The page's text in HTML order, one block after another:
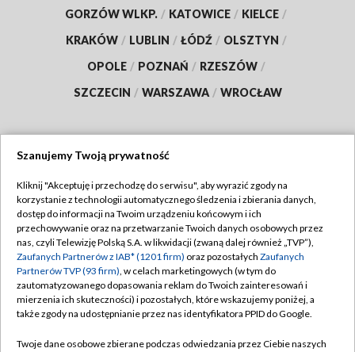
GORZÓW WLKP. / KATOWICE / KIELCE /
KRAKÓW / LUBLIN / ŁÓDŹ / OLSZTYN /
OPOLE / POZNAŃ / RZESZÓW /
SZCZECIN / WARSZAWA / WROCŁAW
TVP
Abonament TVP
Emisja w TVP
Centrum informacji TVP
Naziemna Telewizja Cyfrowa
Regulamin TVP
Polityka prywatności
Moje zgody
Pomoc
Szanujemy Twoją prywatność
Kliknij "Akceptuję i przechodzę do serwisu", aby wyrazić zgody na
korzystanie z technologii automatycznego śledzenia i zbierania danych,
dostęp do informacji na Twoim urządzeniu końcowym i ich
przechowywanie oraz na przetwarzanie Twoich danych osobowych przez
nas, czyli Telewizję Polską S.A. w likwidacji (zwaną dalej również „TVP”),
Zaufanych Partnerów z IAB* (1201 firm) oraz pozostałych Zaufanych
Partnerów TVP (93 firm), w celach marketingowych (w tym do
zautomatyzowanego dopasowania reklam do Twoich zainteresowań i
mierzenia ich skuteczności) i pozostałych, które wskazujemy poniżej, a
także zgody na udostępnianie przez nas identyfikatora PPID do Google.
Twoje dane osobowe zbierane podczas odwiedzania przez Ciebie naszych